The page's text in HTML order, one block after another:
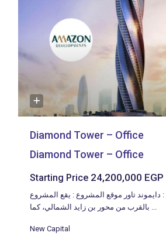
Diamond Tower – Office
Diamond Tower – Office
Starting Price 24,200,000 EGP
دايموند تاور موقع المشروع : يقع المشروع
...
New Capital